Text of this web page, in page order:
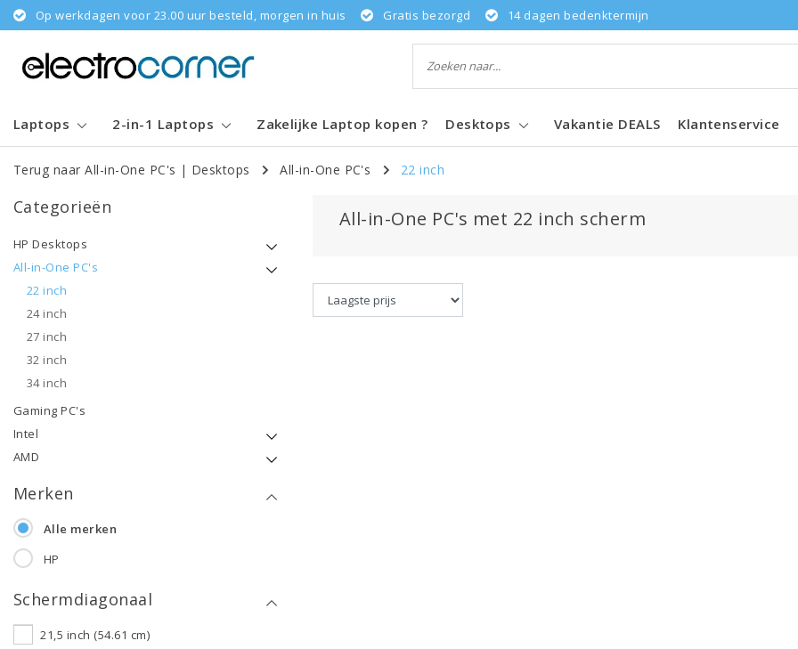
Op werkdagen voor 23.00 uur besteld, morgen in huis Gratis bezorgd 14 dagen bedenktermijn
Laptops 2-in-1 Laptops Zakelijke Laptop kopen ? Desktops Vakantie DEALS Klantenservice
Terug naar All-in-One PC's | Desktops All-in-One PC's 22 inch
Categorieën
HP Desktops
All-in-One PC's
22 inch
24 inch
27 inch
32 inch
34 inch
Gaming PC's
Intel
AMD
Merken
Alle merken
HP
Schermdiagonaal
21,5 inch (54.61 cm)
All-in-One PC's met 22 inch scherm